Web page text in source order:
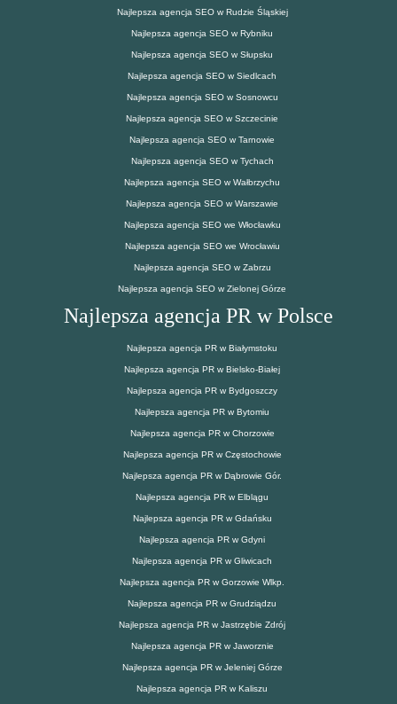
Najlepsza agencja SEO w Rudzie Śląskiej
Najlepsza agencja SEO w Rybniku
Najlepsza agencja SEO w Słupsku
Najlepsza agencja SEO w Siedlcach
Najlepsza agencja SEO w Sosnowcu
Najlepsza agencja SEO w Szczecinie
Najlepsza agencja SEO w Tarnowie
Najlepsza agencja SEO w Tychach
Najlepsza agencja SEO w Wałbrzychu
Najlepsza agencja SEO w Warszawie
Najlepsza agencja SEO we Włocławku
Najlepsza agencja SEO we Wrocławiu
Najlepsza agencja SEO w Zabrzu
Najlepsza agencja SEO w Zielonej Górze
Najlepsza agencja PR w Polsce
Najlepsza agencja PR w Białymstoku
Najlepsza agencja PR w Bielsko-Białej
Najlepsza agencja PR w Bydgoszczy
Najlepsza agencja PR w Bytomiu
Najlepsza agencja PR w Chorzowie
Najlepsza agencja PR w Częstochowie
Najlepsza agencja PR w Dąbrowie Gór.
Najlepsza agencja PR w Elblągu
Najlepsza agencja PR w Gdańsku
Najlepsza agencja PR w Gdyni
Najlepsza agencja PR w Gliwicach
Najlepsza agencja PR w Gorzowie Wlkp.
Najlepsza agencja PR w Grudziądzu
Najlepsza agencja PR w Jastrzębie Zdrój
Najlepsza agencja PR w Jaworznie
Najlepsza agencja PR w Jeleniej Górze
Najlepsza agencja PR w Kaliszu